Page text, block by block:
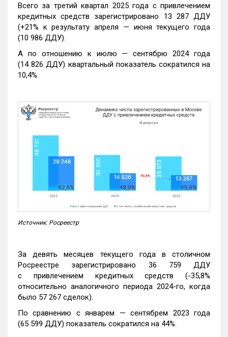
Всего за третий квартал 2025 года с привлечением
кредитных средств зарегистрировано 13 287 ДДУ
(+21% к результату апреля — июня текущего года
(10 986 ДДУ).
А по отношению к июлю — сентябрю 2024 года
(14 826 ДДУ) квартальный показатель сократился на
10,4%.
Источник: Росреестр
За девять месяцев текущего года в столичном
Росреестре зарегистрировано 36 759 ДДУ
с привлечением кредитных средств (-35,8%
относительно аналогичного периода 2024-го, когда
было 57 267 сделок).
По сравнению с январем — сентябрем 2023 года
(65 599 ДДУ) показатель сократился на 44%.